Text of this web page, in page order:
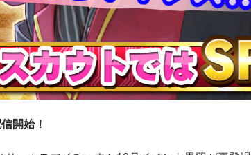
開始！